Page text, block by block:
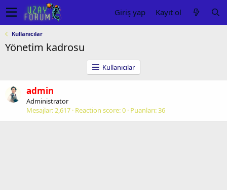
Giriş yap Kayıt ol
Kullanıcılar
Yönetim kadrosu
Kullanıcılar
admin
Administrator
Mesajlar 2,617 Reaction score 0 Puanları 36